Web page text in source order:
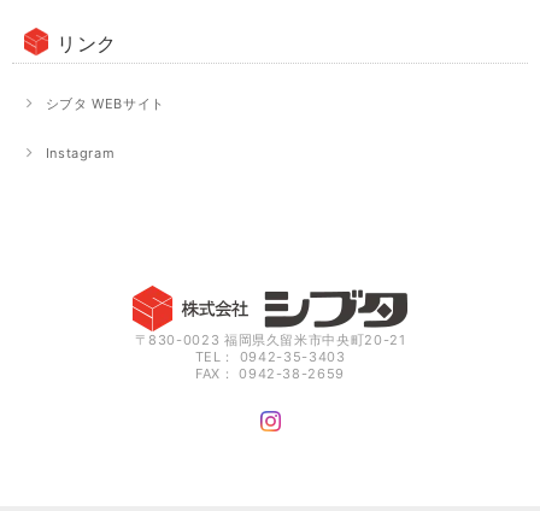
リンク
シブタ WEBサイト
Instagram
〒830-0023 福岡県久留米市中央町20-21
TEL： 0942-35-3403
FAX： 0942-38-2659